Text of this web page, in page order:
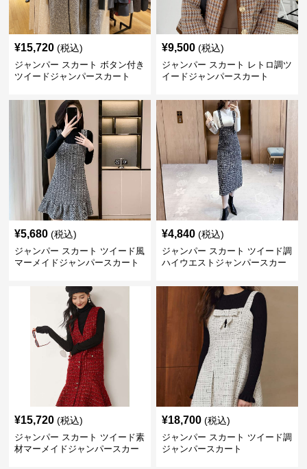
¥15,720 (税込)
ジャンパー スカート ボタン付き
ツイードジャンパースカート
¥9,500 (税込)
ジャンパー スカート レトロ調ツ
イードジャンパースカート
¥5,680 (税込)
ジャンパー スカート ツイード風
マーメイドジャンパースカート
¥4,840 (税込)
ジャンパー スカート ツイード調
ハイウエストジャンパースカー
¥15,720 (税込)
ジャンパー スカート ツイード素
材マーメイドジャンパースカー
¥18,700 (税込)
ジャンパー スカート ツイード調
ジャンパースカート